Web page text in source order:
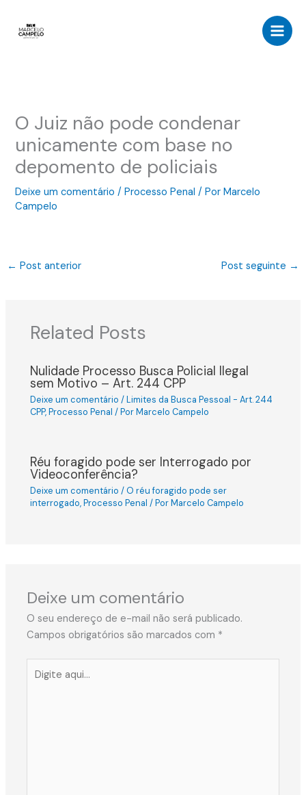
O Juiz não pode condenar
unicamente com base no
depomento de policiais
Deixe um comentário /Processo Penal / PorMarcelo
Campelo
← Post anterior Post seguinte →
Related Posts
Nulidade Processo Busca Policial Ilegal
sem Motivo – Art. 244 CPP
Deixe um comentário /Limites da Busca Pessoal - Art. 244
CPP,Processo Penal / PorMarcelo Campelo
Réu foragido pode ser Interrogado por
Videoconferência?
Deixe um comentário / O réu foragido pode ser
interrogado,Processo Penal / PorMarcelo Campelo
Deixe um comentário
O seu endereço de e-mail não será publicado.
Campos obrigatórios são marcados com *
aqui...